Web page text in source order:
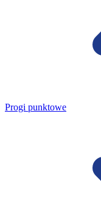
Progi punktowe